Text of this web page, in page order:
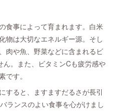
食事によって育まれます。白米
物は大切なエネルギー源。そし
肉や魚、野菜などに含まれるビ
ん。また、ビタミンCも疲労感や
です。
すると、ますますだるさが長引
ランスのよい食事を心がけまし